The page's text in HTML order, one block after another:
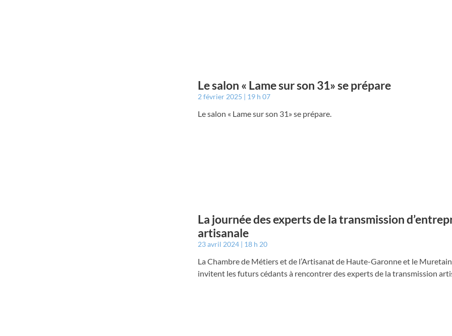
Le salon « Lame sur son 31» se prépare
2 février 2025 19 h 07
Le salon « Lame sur son 31» se prépare.
La journée des experts de la transmission
artisanale
23 avril 2024 18 h 20
La Chambre de Métiers et de l’Artisanat de Haute-Garonne et le
invitent les futurs cédants à rencontrer des experts de la transmission